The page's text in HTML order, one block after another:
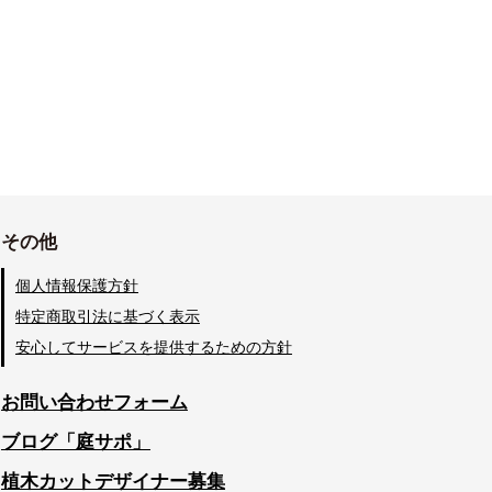
その他
個人情報保護方針
特定商取引法に基づく表示
安心してサービスを提供するための方針
お問い合わせフォーム
ブログ「庭サポ」
植木カットデザイナー募集